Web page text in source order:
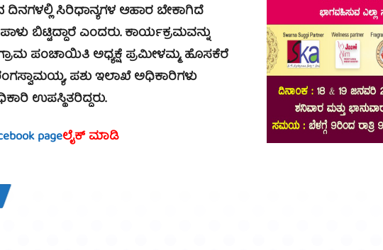
ಸಿರಿಧಾನ್ಯಗಳ ಆಹಾರ ಬೇಕಾಗಿದೆ
ಬಿಟ್ಟಿದ್ದಾರೆ ಎಂದರು.ಕಾರ್ಯಕ್ರಮವನ್ನು
ಪಂಚಾಯಿತಿ ಅಧ್ಯಕ್ಷೆ ಪ್ರಮೀಳಮ್ಮ, ಹೊಸಕೆರೆ
ಪಶು ಇಲಾಖೆ ಅಧಿಕಾರಿಗಳು
ಉಪಸ್ಥಿತರಿದ್ದರು.
pageಲೈಕ್ ಮಾಡಿ